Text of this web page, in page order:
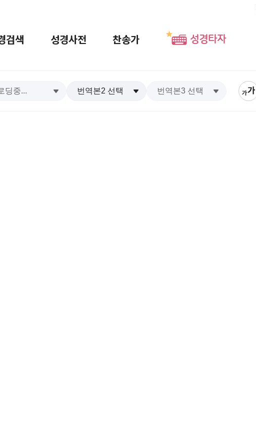
검색 성경사전 찬송가 성경타자